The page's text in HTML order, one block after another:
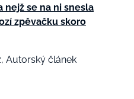
nejž se na ni snesla
zpěvačku skoro
Autorský článek